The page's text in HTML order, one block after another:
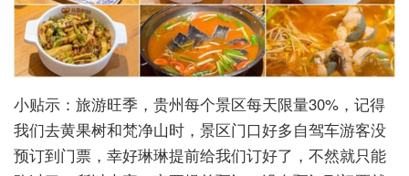
小贴示：旅游旺季，贵州每个景区每天限量30%，记得
我们去黄果树和梵净山时，景区门口好多自驾车游客没
预订到门票，幸好琳琳提前给我们订好了，不然就只能